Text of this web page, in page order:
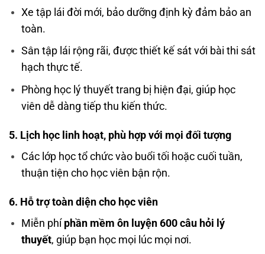
Xe tập lái đời mới, bảo dưỡng định kỳ đảm bảo an
toàn.
Sân tập lái rộng rãi, được thiết kế sát với bài thi sát
hạch thực tế.
Phòng học lý thuyết trang bị hiện đại, giúp học
viên dễ dàng tiếp thu kiến thức.
5. Lịch học linh hoạt, phù hợp với mọi đối tượng
Các lớp học tổ chức vào buổi tối hoặc cuối tuần,
thuận tiện cho học viên bận rộn.
6. Hỗ trợ toàn diện cho học viên
Miễn phí phần mềm ôn luyện 600 câu hỏi lý
thuyết, giúp bạn học mọi lúc mọi nơi.